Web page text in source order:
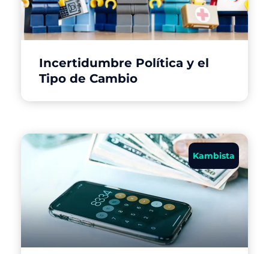
Incertidumbre Política y el
Tipo de Cambio
Kambista